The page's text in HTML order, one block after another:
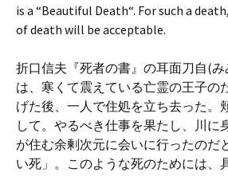
is a “Beautiful Death“. For such a
of death will be acceptable.
折口信夫『死者の書』の耳面刀自(
は、寒くて震えている亡霊の王子の
げた後、一人で住処を立ち去った。
して。やるべき仕事を果たし、川に
が住む余剰次元に会いに行ったのだ
い死」。このような死のためには、